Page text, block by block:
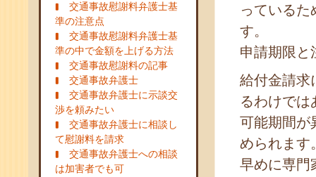
交通事故慰謝料弁護士基
準の注意点
交通事故慰謝料弁護士基
準の中で金額を上げる方法
交通事故慰謝料の記事
交通事故弁護士
交通事故弁護士に示談交
渉を頼みたい
交通事故弁護士に相談し
て慰謝料を請求
交通事故弁護士への相談
は加害者でも可
っている
す。
申請期限と
給付金請求
るわけでは
可能期間が
められます
早めに専門